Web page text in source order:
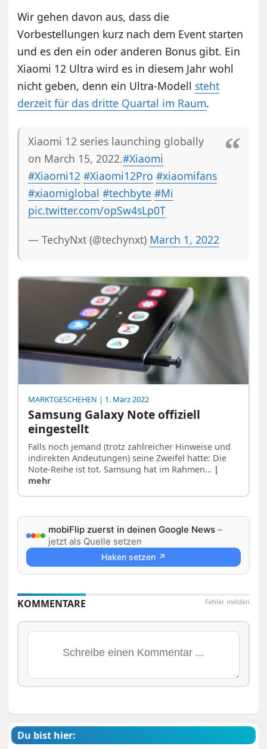
Wir gehen davon aus, dass die
Vorbestellungen kurz nach dem Event starten
und es den ein oder anderen Bonus gibt. Ein
Xiaomi 12 Ultra wird es in diesem Jahr wohl
nicht geben, denn ein Ultra-Modell steht
derzeit für das dritte Quartal im Raum.
Xiaomi 12 series launching globally
on March 15, 2022.#Xiaomi
#Xiaomi12 #Xiaomi12Pro #xiaomifans
#xiaomiglobal #techbyte #Mi
pic.twitter.com/opSw4sLp0T
— TechyNxt (@techynxt) March 1, 2022
MARKTGESCHEHEN | 1. März 2022
Samsung Galaxy Note offiziell
eingestellt
Falls noch jemand (trotz zahlreicher Hinweise und
indirekten Andeutungen) seine Zweifel hatte: Die
Note-Reihe ist tot. Samsung hat im Rahmen… |
mehr
mobiFlip zuerst in deinen Google News –
jetzt als Quelle setzen
Haken setzen ↗
Fehler melden
KOMMENTARE
Du bist hier: